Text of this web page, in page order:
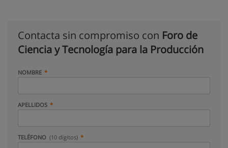
Contacta sin compromiso con Foro de
Ciencia y Tecnología para la Producción
NOMBRE
APELLIDOS
TELÉFONO (10 dígitos)